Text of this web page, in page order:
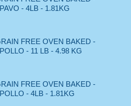
- 4LB - 1.81KG
FREE OVEN BAKED -
- 11 LB - 4.98 KG
FREE OVEN BAKED -
- 4LB - 1.81KG